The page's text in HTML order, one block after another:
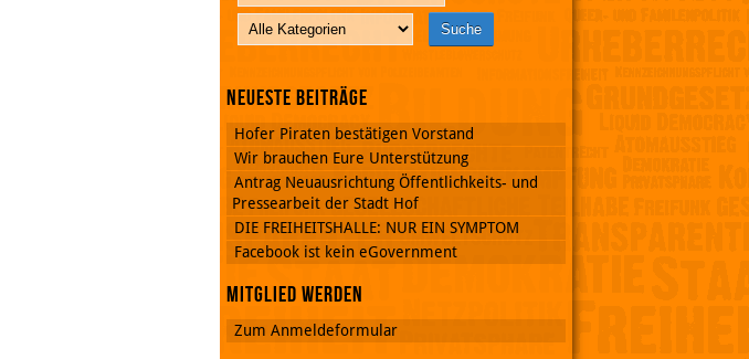
Neueste Beiträge
Hofer Piraten bestätigen Vorstand
Wir brauchen Eure Unterstützung
Antrag Neuausrichtung Öffentlichkeits- und
Pressearbeit der Stadt Hof
DIE FREIHEITSHALLE: NUR EIN SYMPTOM
Facebook ist kein eGovernment
Mitglied werden
Zum Anmeldeformular